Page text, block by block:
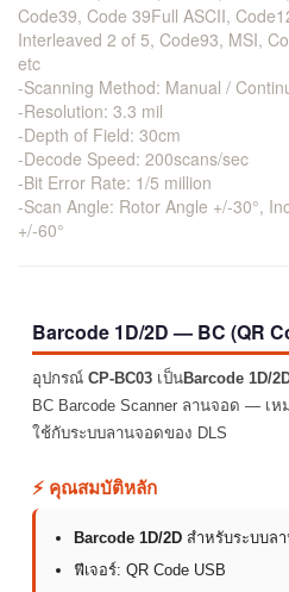
Code39, Code 39Full ASCII,
Interleaved 2 of 5, Code93, MSI,
etc
-Scanning Method: Manual /
-Resolution: 3.3 mil
-Depth of Field: 30cm
-Decode Speed: 200scans/sec
-Bit Error Rate: 1/5 million
-Scan Angle: Rotor Angle +/-30°,
+/-60°
Barcode 1D/2D — BC (QR
อุปกรณ์ CP-BC03 เป็นBarcode 1D/
BC Barcode Scanner ลานจอด — เห
ใช้กับระบบลานจอดของ DLS
⚡ คุณสมบัติหลัก
Barcode 1D/2D สำหรับระบบล
ฟีเจอร์: QR Code USB